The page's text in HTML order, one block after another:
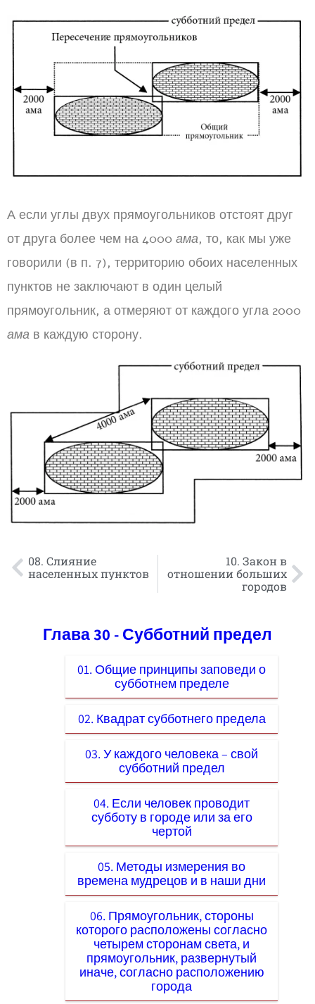
А если углы двух прямоугольников отстоят друг
от друга более чем на 4000 ама, то, как мы уже
говорили (в п. 7), территорию обоих населенных
пунктов не заключают в один целый
прямоугольник, а отмеряют от каждого угла 2000
ама в каждую сторону.
08. Слияние
населенных пунктов
10. Закон в
отношении больших
городов
Глава 30 - Субботний предел
01. Общие принципы заповеди о
субботнем пределе
02. Квадрат субботнего предела
03. У каждого человека – свой
субботний предел
04. Если человек проводит
субботу в городе или за его
чертой
05. Методы измерения во
времена мудрецов и в наши дни
06. Прямоугольник, стороны
которого расположены согласно
четырем сторонам света, и
прямоугольник, развернутый
иначе, согласно расположению
города